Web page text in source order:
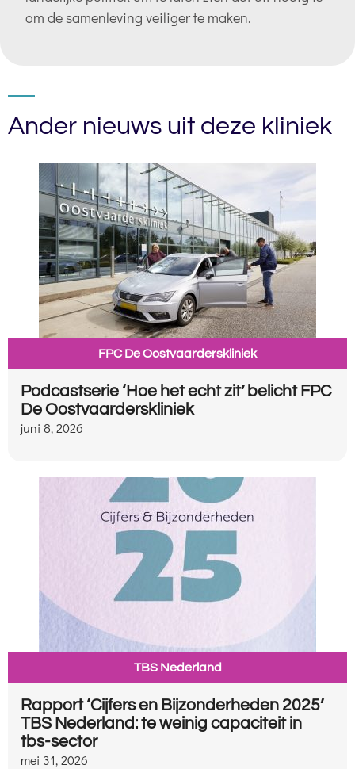
om de samenleving veiliger te maken.
Ander nieuws uit deze kliniek
FPC De Oostvaarderskliniek
Podcastserie ‘Hoe het echt zit’ belicht FPC
De Oostvaarderskliniek
juni 8, 2026
TBS Nederland
Rapport ‘Cijfers en Bijzonderheden 2025’
TBS Nederland: te weinig capaciteit in
tbs-sector
mei 31, 2026